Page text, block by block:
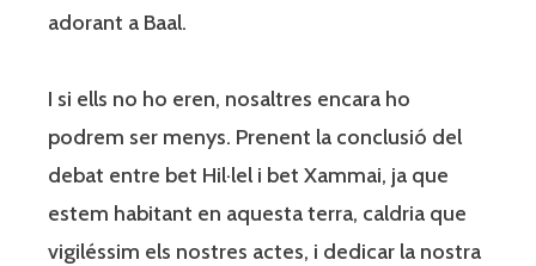
adorant a Baal.
I si ells no ho eren, nosaltres encara ho
podrem ser menys. Prenent la conclusió del
debat entre bet Hil·lel i bet Xammai, ja que
estem habitant en aquesta terra, caldria que
vigiléssim els nostres actes, i dedicar la nostra